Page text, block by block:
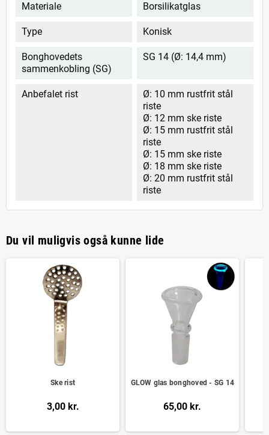
Materiale Borsilikatglas
Type Konisk
Bonghovedets
sammenkobling (SG)
SG 14 (Ø: 14,4 mm)
Anbefalet rist
Ø: 10 mm rustfrit stål
riste
Ø: 12 mm ske riste
Ø: 15 mm rustfrit stål
riste
Ø: 15 mm ske riste
Ø: 18 mm ske riste
Ø: 20 mm rustfrit stål
riste
Du vil muligvis også kunne lide
Ske rist
3,00 kr.
GLOW glas bonghoved - SG 14
65,00 kr.